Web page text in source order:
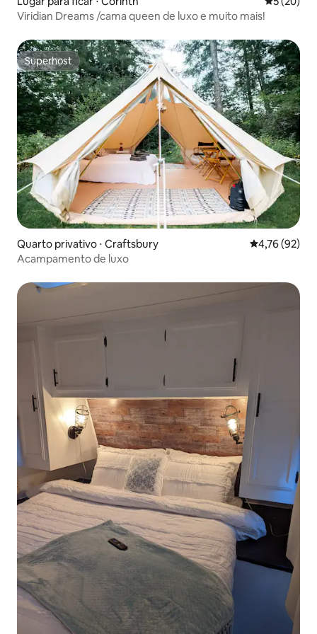
Viridian Dreams /cama queen de luxo e muito mais!
Superhost
Superhost
Quarto privativo ⋅ Craftsbury 4,76 de uma
4,76 (92)
Acampamento de luxo